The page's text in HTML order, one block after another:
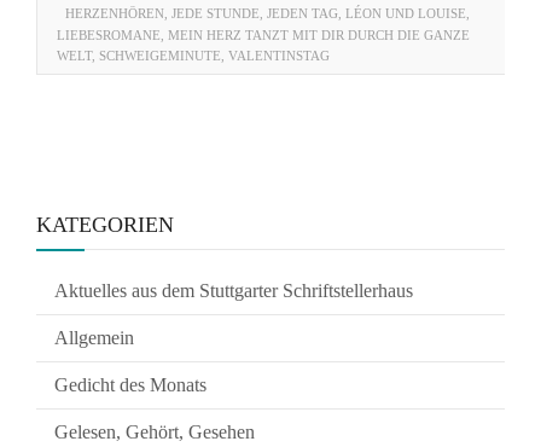
HERZENHÖREN JEDE STUNDE JEDEN TAG LÉON UND LOUISE
LIEBESROMANE MEIN HERZ TANZT MIT DIR DURCH DIE GANZE
WELT, SCHWEIGEMINUTE VALENTINSTAG
KATEGORIEN
Aktuelles aus dem Stuttgarter Schriftstellerhaus
Allgemein
Gedicht des Monats
Gelesen, Gehört, Gesehen